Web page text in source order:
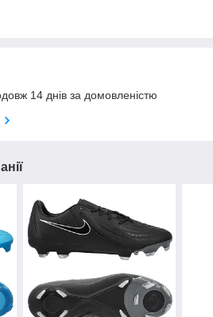
14 днів за домовленістю